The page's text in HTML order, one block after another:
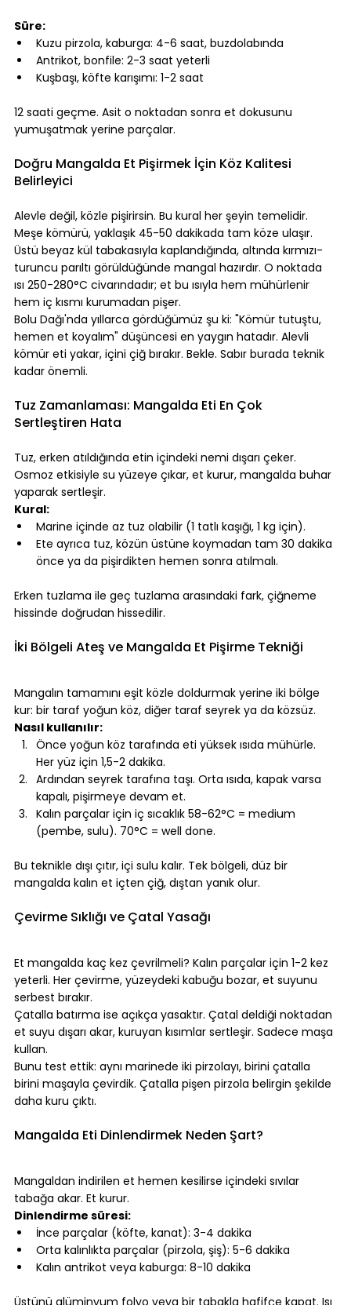
Süre:
Kuzu pirzola, kaburga: 4-6 saat, buzdolabında
Antrikot, bonfile: 2-3 saat yeterli
Kuşbaşı, köfte karışımı: 1-2 saat
12 saati geçme. Asit o noktadan sonra et dokusunu
yumuşatmak yerine parçalar.
Doğru Mangalda Et Pişirmek İçin Köz Kalitesi
Belirleyici
Alevle değil, közle pişirirsin. Bu kural her şeyin temelidir.
Meşe kömürü, yaklaşık 45-50 dakikada tam köze ulaşır.
Üstü beyaz kül tabakasıyla kaplandığında, altında kırmızı-
turuncu parıltı görüldüğünde mangal hazırdır. O noktada
ısı 250-280°C civarındadır; et bu ısıyla hem mühürlenir
hem iç kısmı kurumadan pişer.
Bolu Dağı'nda yıllarca gördüğümüz şu ki: "Kömür tutuştu,
hemen et koyalım" düşüncesi en yaygın hatadır. Alevli
kömür eti yakar, içini çiğ bırakır. Bekle. Sabır burada teknik
kadar önemli.
Tuz Zamanlaması: Mangalda Eti En Çok
Sertleştiren Hata
Tuz, erken atıldığında etin içindeki nemi dışarı çeker.
Osmoz etkisiyle su yüzeye çıkar, et kurur, mangalda buhar
yaparak sertleşir.
Kural:
Marine içinde az tuz olabilir (1 tatlı kaşığı, 1 kg için).
Ete ayrıca tuz, közün üstüne koymadan tam 30 dakika
önce ya da pişirdikten hemen sonra atılmalı.
Erken tuzlama ile geç tuzlama arasındaki fark, çiğneme
hissinde doğrudan hissedilir.
İki Bölgeli Ateş ve Mangalda Et Pişirme Tekniği
Mangalın tamamını eşit közle doldurmak yerine iki bölge
kur: bir taraf yoğun köz, diğer taraf seyrek ya da közsüz.
Nasıl kullanılır:
Önce yoğun köz tarafında eti yüksek ısıda mühürle.
Her yüz için 1,5-2 dakika.
Ardından seyrek tarafına taşı. Orta ısıda, kapak varsa
kapalı, pişirmeye devam et.
Kalın parçalar için iç sıcaklık 58-62°C = medium
(pembe, sulu). 70°C = well done.
Bu teknikle dışı çıtır, içi sulu kalır. Tek bölgeli, düz bir
mangalda kalın et içten çiğ, dıştan yanık olur.
Çevirme Sıklığı ve Çatal Yasağı
Et mangalda kaç kez çevrilmeli? Kalın parçalar için 1-2 kez
yeterli. Her çevirme, yüzeydeki kabuğu bozar, et suyunu
serbest bırakır.
Çatalla batırma ise açıkça yasaktır. Çatal deldiği noktadan
et suyu dışarı akar, kuruyan kısımlar sertleşir. Sadece maşa
kullan.
Bunu test ettik: aynı marinede iki pirzolayı, birini çatalla
birini maşayla çevirdik. Çatalla pişen pirzola belirgin şekilde
daha kuru çıktı.
Mangalda Eti Dinlendirmek Neden Şart?
Mangaldan indirilen et hemen kesilirse içindeki sıvılar
tabağa akar. Et kurur.
Dinlendirme süresi:
İnce parçalar (köfte, kanat): 3-4 dakika
Orta kalınlıkta parçalar (pirzola, şiş): 5-6 dakika
Kalın antrikot veya kaburga: 8-10 dakika
Üstünü alüminyum folyo veya bir tabakla hafifçe kapat. Isı